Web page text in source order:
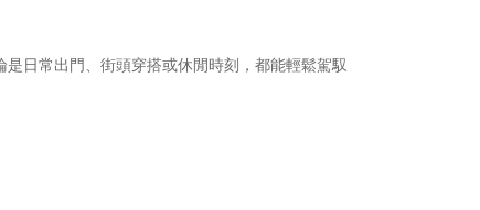
日常出門、街頭穿搭或休閒時刻，都能輕鬆駕馭